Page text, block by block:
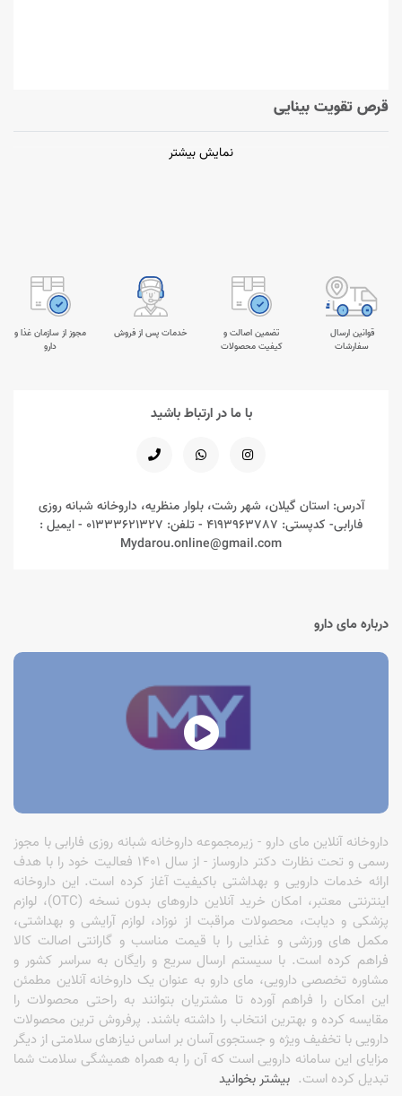
قرص تقویت بینایی
نمایش بیشتر
قوانین ارسال
سفارشات
تضمین اصالت و
کیفیت محصولات
خدمات پس از فروش
مجوز از سازمان غذا و
دارو
با ما در ارتباط باشید
آدرس: استان گیلان، شهر رشت، بلوار منظریه، داروخانه شبانه روزی
فارابی- کدپستی: 4193963787 - تلفن: 01333621327 - ایمیل :
Mydarou.online@gmail.com
درباره مای دارو
داروخانه آنلاین مای دارو - زیرمجموعه داروخانه شبانه روزی فارابی با مجوز
رسمی و تحت نظارت دکتر داروساز - از سال 1401 فعالیت خود را با هدف
ارائه خدمات دارویی و بهداشتی باکیفیت آغاز کرده است. این داروخانه
اینترنتی معتبر، امکان خرید آنلاین داروهای بدون نسخه (OTC)، لوازم
پزشکی و دیابت، محصولات مراقبت از نوزاد، لوازم آرایشی و بهداشتی،
مکمل های ورزشی و غذایی را با قیمت مناسب و گارانتی اصالت کالا
فراهم کرده است. با سیستم ارسال سریع و رایگان به سراسر کشور و
مشاوره تخصصی دارویی، مای دارو به عنوان یک داروخانه آنلاین مطمئن
این امکان را فراهم آورده تا مشتریان بتوانند به راحتی محصولات را
مقایسه کرده و بهترین انتخاب را داشته باشند. پرفروش ترین محصولات
دارویی با تخفیف ویژه و جستجوی آسان بر اساس نیازهای سلامتی از دیگر
مزایای این سامانه دارویی است که آن را به همراه همیشگی سلامت شما
تبدیل کرده است. بیشتر بخوانید